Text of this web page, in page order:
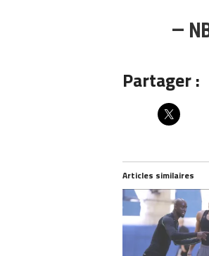
—
Partager :
Articles similaires